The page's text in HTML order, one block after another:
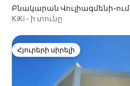
Բնակարան Վուլիագմենի-ում
KiKi - ի տունը
Հյուրերի սիրելի
Հյուրերի սիրելի